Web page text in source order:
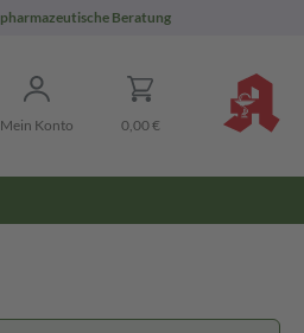
pharmazeutische Beratung
Mein Konto 0,00 €